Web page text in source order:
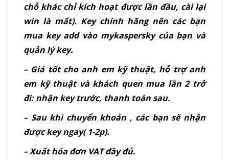
chỗ khác chỉ kích hoạt được lần đầu, cài lại
win là mất). Key chính hãng nên các bạn
mua key add vào mykaspersky của bạn và
quản lý key.
– Giá tốt cho anh em kỹ thuật, hỗ trợ anh
em kỹ thuật và khách quen mua lần 2 trở
đi: nhận key trước, thanh toán sau.
– Sau khi chuyển khoản , các bạn sẽ nhận
được key ngay( 1-2p).
– Xuất hóa đơn VAT đầy đủ.